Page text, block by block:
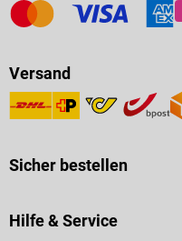
Versand
Sicher bestellen
Hilfe & Service